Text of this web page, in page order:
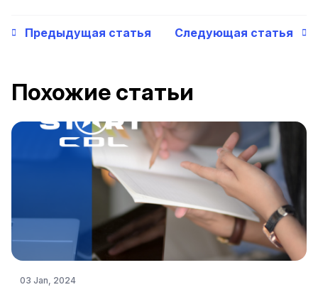
Предыдущая статья Следующая статья
Похожие статьи
03 Jan, 2024